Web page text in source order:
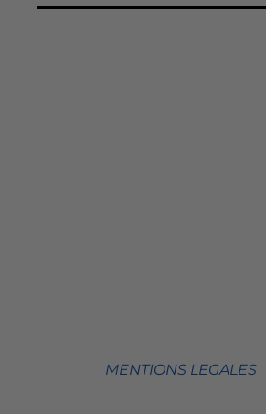
MENTIONS LEGALES